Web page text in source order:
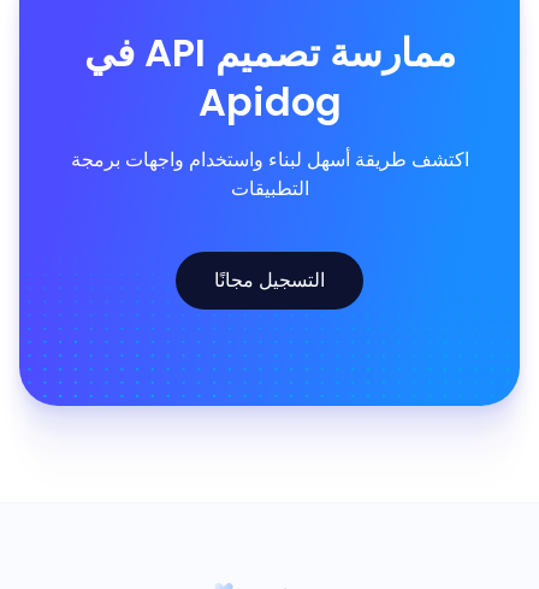
ممارسة تصميم API في
Apidog
اكتشف طريقة أسهل لبناء واستخدام واجهات برمجة
التطبيقات
التسجيل مجانًا